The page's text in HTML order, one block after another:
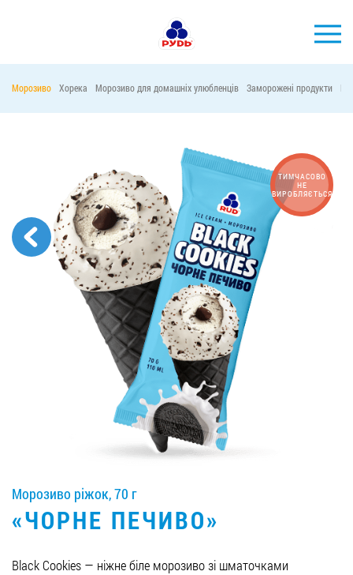
КОМПАНІЯ
СПОЖИВАЧАМ
АКЦІЇ
ПРЕС-ЦЕНТР
ХОРЕКА
Тендерні закупівлі
Контакти
Вакансії
ЗАМОВИТИ ПРОДУКЦІЮ «РУДЬ»:
СТАТИ ПАРТНЕРОМ
0412 42 29 23
Морозиво Хорека Морозиво для домашніх улюбленців Заморожені продукти
ТИМЧАСОВО
НЕ
ВИРОБЛЯЄТЬСЯ
Морозиво ріжок, 70 г
«ЧОРНЕ ПЕЧИВО»
Black Cookies — ніжне біле морозиво зі шматочками